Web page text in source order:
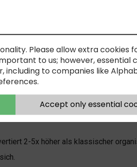
DEN
ES
2-5x höher als klassischer
Please allow extra
to us; however, essential
including to companies like
Accept only essential